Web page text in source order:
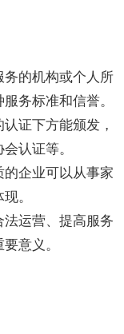
的机构或个人所
务标准和信誉。
证下方能颁发，
认证等。
企业可以从事家
。
运营、提高服务
意义。